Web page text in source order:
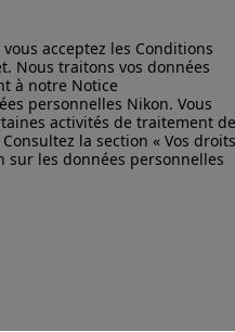
acceptez les Conditions
Nous traitons vos données
à notre Notice
personnelles Nikon. Vous
activités de traitement
la section « Vos
sur les données personnelles